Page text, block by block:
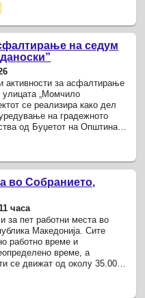
на седум
активности за асфалтирање
„Момчило
се реализира како дел
на градежното
од Буџетот на Општина
во Собранието,
часа
за пет работни места во
Македонија. Сите
работно време и
време, а
се движат од околу 35.000